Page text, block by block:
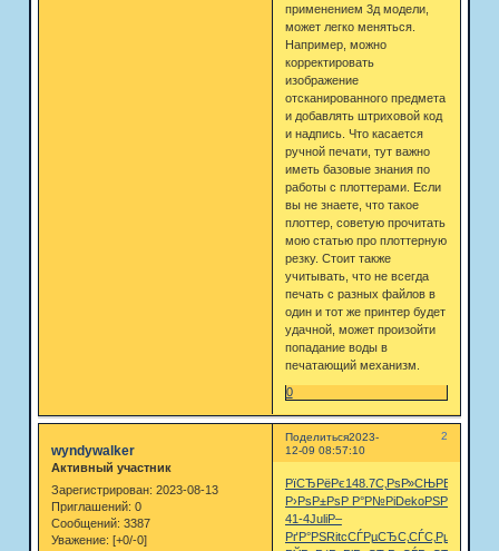
применением 3д модели,
может легко меняться.
Например, можно
корректировать
изображение
отсканированного предмета
и добавлять штриховой код
и надпись. Что касается
ручной печати, тут важно
иметь базовые знания по
работы с плоттерами. Если
вы не знаете, что такое
плоттер, советую прочитать
мою статью про плоттерную
резку. Стоит также
учитывать, что не всегда
печать с разных файлов в
один и тот же принтер будет
удачной, может произойти
попадание воды в
печатающий механизм.
0
Поделиться 2
2023-
12-09 08:57:10
wyndywalker
Активный участник
Зарегистрирован: 2023-08-13
Приглашений: 0
Сообщений: 3387
Уважение: [+0/-0]
РїСЂРёРє148.7С‚РѕР»СЊPERF
Р›РѕР±РѕР Р°Р№РіDekoРЅР°Р·РЅ
41-4JuliР–
РґР°РЅRitcСЃРµСЂС‚СЃС‚РµСЂ